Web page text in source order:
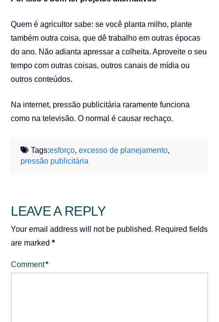
Quem é agricultor sabe: se você planta milho, plante
também outra coisa, que dê trabalho em outras épocas
do ano. Não adianta apressar a colheita. Aproveite o seu
tempo com outras coisas, outros canais de mídia ou
outros conteúdos.
Na internet, pressão publicitária raramente funciona
como na televisão. O normal é causar rechaço.
Tags:esforço,excesso de planejamento,
pressão publicitária
LEAVE A REPLY
Your email address will not be published. Required fields
are marked*
Comment*